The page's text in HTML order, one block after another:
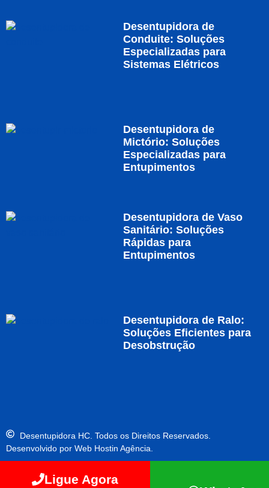
Desentupidora de
Conduite: Soluções
Especializadas para
Sistemas Elétricos
Desentupidora de
Mictório: Soluções
Especializadas para
Entupimentos
Desentupidora de Vaso
Sanitário: Soluções
Rápidas para
Entupimentos
Desentupidora de Ralo:
Soluções Eficientes para
Desobstrução
Desentupidora HC. Todos os Direitos Reservados.
Desenvolvido por Web Hostin Agência.
Ligue Agora